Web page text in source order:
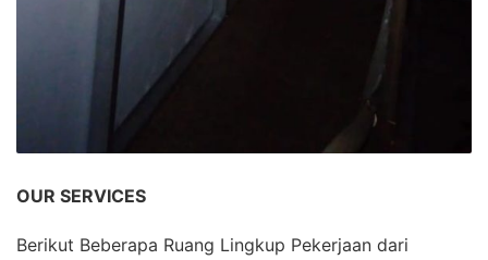
OUR SERVICES
Berikut Beberapa Ruang Lingkup Pekerjaan dari